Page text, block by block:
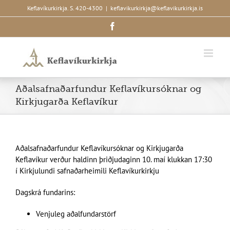
to
Keflavíkurkirkja. S. 420-4300 | keflavikurkirkja@keflavikurkirkja.is
Aðalsafnaðarfundur Keflavíkursóknar og
Kirkjugarða Keflavíkur
Aðalsafnaðarfundur Keflavíkursóknar og Kirkjugarða
Keflavíkur verður haldinn þriðjudaginn 10. maí klukkan 17:30
í Kirkjulundi safnaðarheimili Keflavíkurkirkju
Dagskrá fundarins:
Venjuleg aðalfundarstörf